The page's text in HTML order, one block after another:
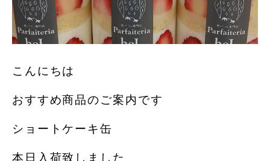
こんにちは
おすすめ商品のご案内です
ショートケーキ缶
本日入荷致しました